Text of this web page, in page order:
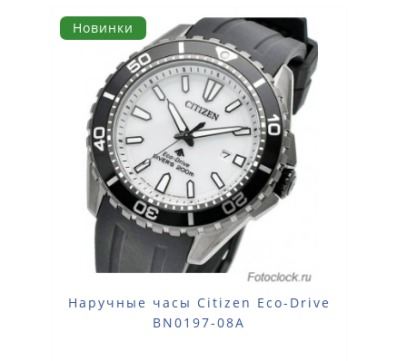
Новинки
Наручные часы Citizen Eco-Drive
BN0197-08A